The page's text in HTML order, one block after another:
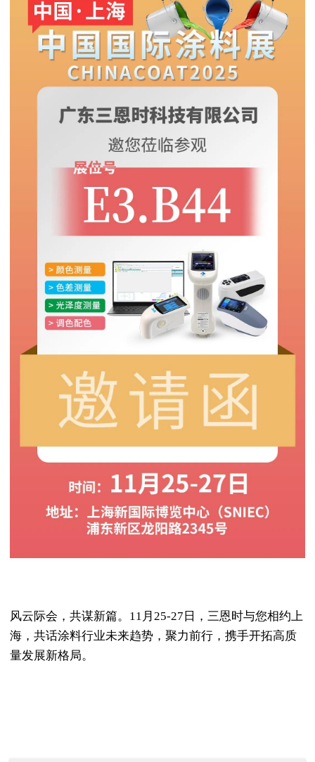
风云际会，共谋新篇。11月25-27日，三恩时与您相约上
海，共话涂料行业未来趋势，聚力前行，携手开拓高质
量发展新格局。